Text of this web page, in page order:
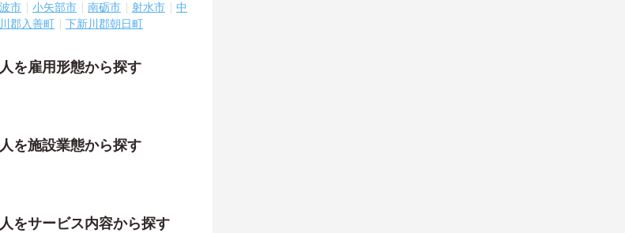
市 小矢部市 南砺市 射水市
中
郡入善町 下新川郡朝日町
を雇用形態から探す
を施設業態から探す
をサービス内容から探す